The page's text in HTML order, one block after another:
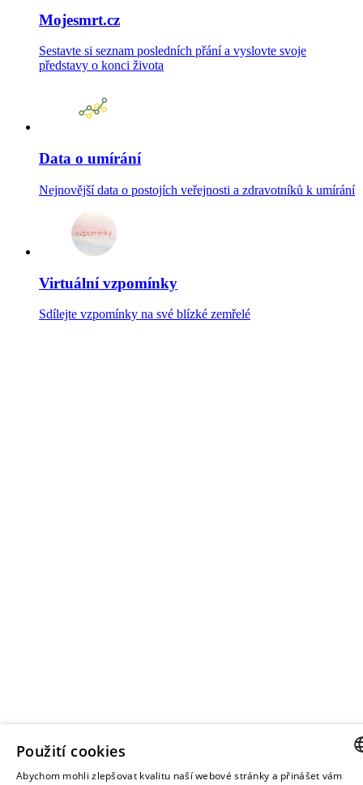
Mojesmrt.cz
Sestavte si seznam posledních přání a vyslovte svoje
představy o konci života
Data o umírání
Nejnovější data o postojích veřejnosti a zdravotníků k umírání
Virtuální vzpomínky
Sdílejte vzpomínky na své blízké zemřelé
Použití cookies
Abychom mohli zlepšovat kvalitu naší webové stránky a přinášet vám